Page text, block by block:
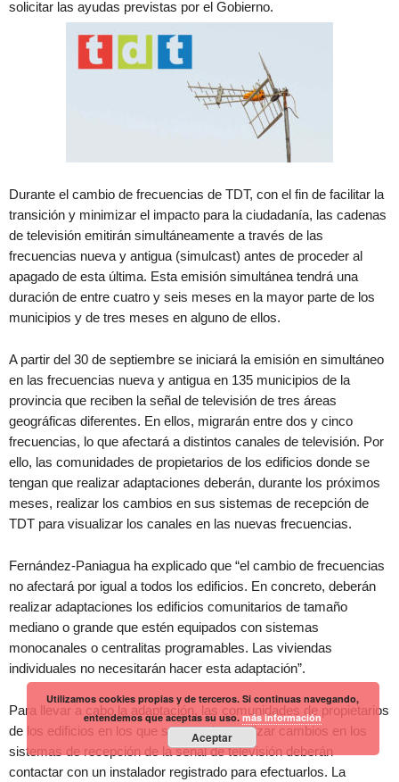
solicitar las ayudas previstas por el Gobierno.
Durante el cambio de frecuencias de TDT, con el fin de facilitar la
transición y minimizar el impacto para la ciudadanía, las cadenas
de televisión emitirán simultáneamente a través de las
frecuencias nueva y antigua (simulcast) antes de proceder al
apagado de esta última. Esta emisión simultánea tendrá una
duración de entre cuatro y seis meses en la mayor parte de los
municipios y de tres meses en alguno de ellos.
A partir del 30 de septiembre se iniciará la emisión en simultáneo
en las frecuencias nueva y antigua en 135 municipios de la
provincia que reciben la señal de televisión de tres áreas
geográficas diferentes. En ellos, migrarán entre dos y cinco
frecuencias, lo que afectará a distintos canales de televisión. Por
ello, las comunidades de propietarios de los edificios donde se
tengan que realizar adaptaciones deberán, durante los próximos
meses, realizar los cambios en sus sistemas de recepción de
TDT para visualizar los canales en las nuevas frecuencias.
Fernández-Paniagua ha explicado que “el cambio de frecuencias
no afectará por igual a todos los edificios. En concreto, deberán
realizar adaptaciones los edificios comunitarios de tamaño
mediano o grande que estén equipados con sistemas
monocanales o centralitas programables. Las viviendas
individuales no necesitarán hacer esta adaptación”.
Para llevar a cabo la adaptación, las comunidades de propietarios
de los edificios en los que sea preciso realizar cambios en los
sistemas de recepción de la señal de televisión deberán
contactar con un instalador registrado para efectuarlos. La
Utilizamos cookies propias y de terceros. Si continuas navegando,
entendemos que aceptas su uso.más información
Aceptar